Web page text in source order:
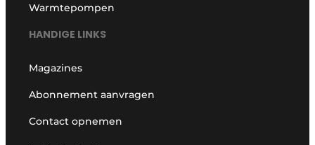
Warmtepompen
HANDIGE LINKS
Magazines
Abonnement aanvragen
Contact opnemen